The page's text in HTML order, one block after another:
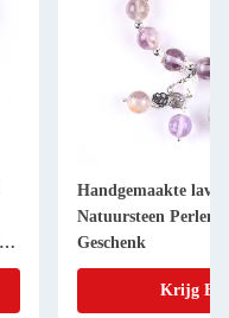
Handgemaakte
Natuursteen Perlen
Geschenk
Krijg